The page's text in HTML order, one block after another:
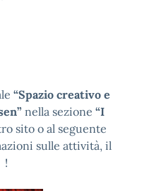
“Spazio creativo e
nella sezione “I
sito o al seguente
sulle attività, il
!